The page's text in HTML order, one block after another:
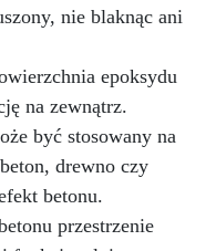
nie blaknąc ani
epoksydu
na zewnątrz.
być stosowany na
drewno czy
betonu.
przestrzenie